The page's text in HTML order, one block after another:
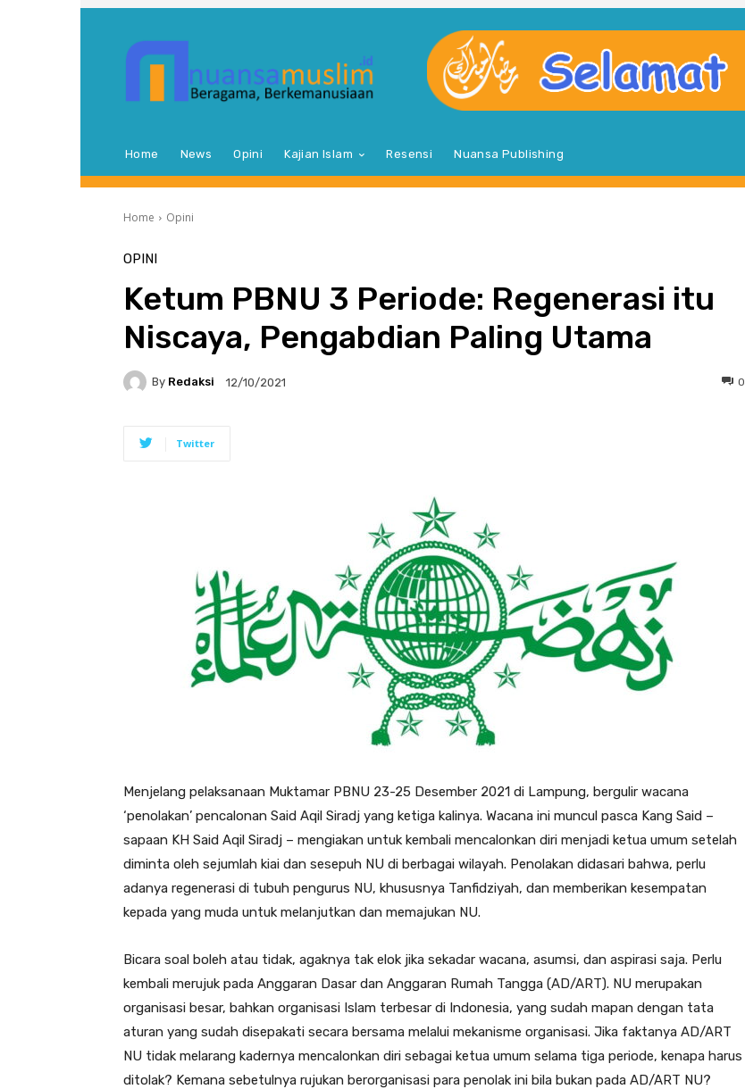
Home News Opini Kajian Islam Resensi Nuansa Publishing
Home Opini
OPINI
Ketum PBNU 3 Periode: Regenerasi itu
Niscaya, Pengabdian Paling Utama
By Redaksi 12/10/2021 0
Twitter
Menjelang pelaksanaan Muktamar PBNU 23-25 Desember 2021 di Lampung, bergulir wacana
‘penolakan’ pencalonan Said Aqil Siradj yang ketiga kalinya. Wacana ini muncul pasca Kang Said –
sapaan KH Said Aqil Siradj – mengiakan untuk kembali mencalonkan diri menjadi ketua umum setelah
diminta oleh sejumlah kiai dan sesepuh NU di berbagai wilayah. Penolakan didasari bahwa, perlu
adanya regenerasi di tubuh pengurus NU, khususnya Tanfidziyah, dan memberikan kesempatan
kepada yang muda untuk melanjutkan dan memajukan NU.
Bicara soal boleh atau tidak, agaknya tak elok jika sekadar wacana, asumsi, dan aspirasi saja. Perlu
kembali merujuk pada Anggaran Dasar dan Anggaran Rumah Tangga (AD/ART). NU merupakan
organisasi besar, bahkan organisasi Islam terbesar di Indonesia, yang sudah mapan dengan tata
aturan yang sudah disepakati secara bersama melalui mekanisme organisasi. Jika faktanya AD/ART
NU tidak melarang kadernya mencalonkan diri sebagai ketua umum selama tiga periode, kenapa harus
ditolak? Kemana sebetulnya rujukan berorganisasi para penolak ini bila bukan pada AD/ART NU?